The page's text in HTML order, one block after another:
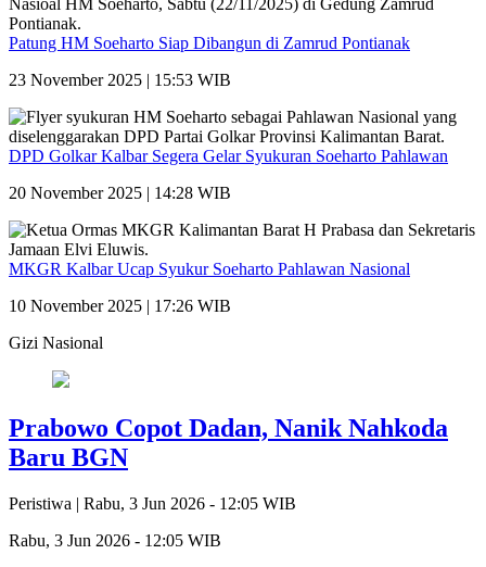
Patung HM Soeharto Siap Dibangun di Zamrud Pontianak
23 November 2025 | 15:53 WIB
DPD Golkar Kalbar Segera Gelar Syukuran Soeharto Pahlawan
20 November 2025 | 14:28 WIB
MKGR Kalbar Ucap Syukur Soeharto Pahlawan Nasional
10 November 2025 | 17:26 WIB
Gizi Nasional
Prabowo Copot Dadan, Nanik Nahkoda
Baru BGN
Peristiwa | Rabu, 3 Jun 2026 - 12:05 WIB
Rabu, 3 Jun 2026 - 12:05 WIB